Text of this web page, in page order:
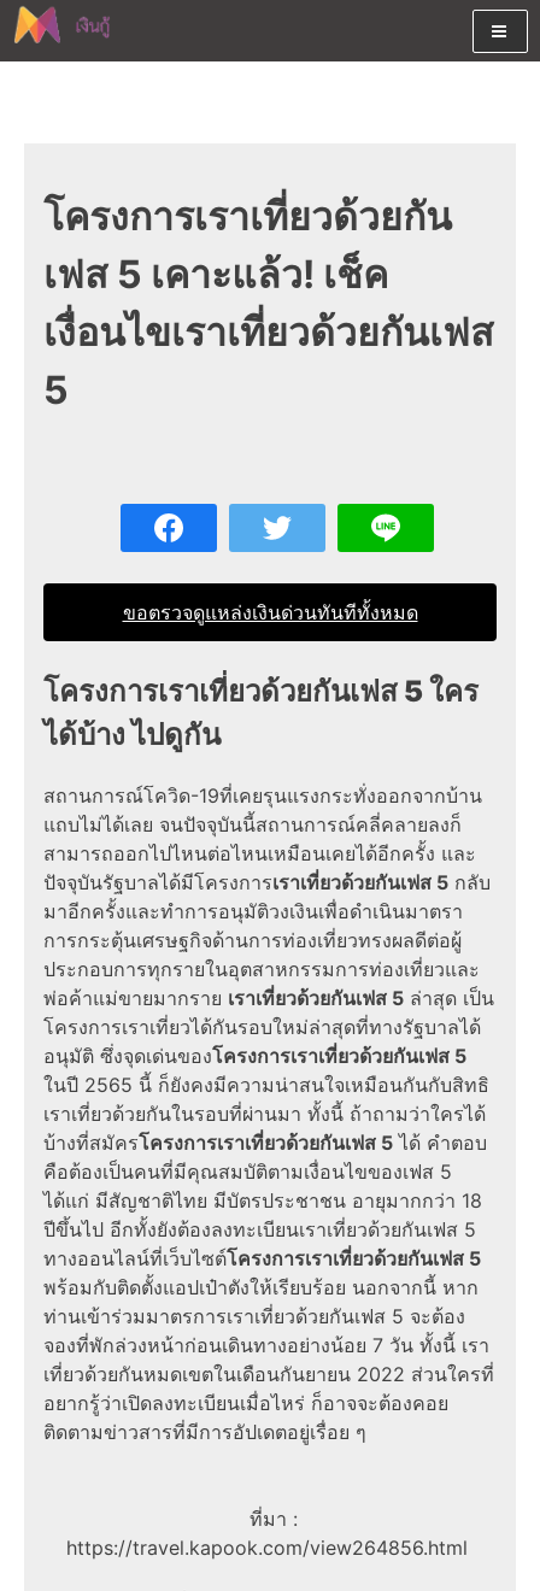
Skip
to
เงินสด และมีรีไฟแนนซ์ด้วย
โครงการเราเที่ยวด้วยกัน
เฟส 5 เคาะแล้ว! เช็ค
เงื่อนไขเราเที่ยวด้วยกันเฟส
5
ขอตรวจดูแหล่งเงินด่วนทันทีทั้งหมด
โครงการเราเที่ยวด้วยกันเฟส 5 ใคร
ได้บ้าง ไปดูกัน
สถานการณ์โควิด-19ที่เคยรุนแรงกระทั่งออกจากบ้าน
แถบไม่ได้เลย จนปัจจุบันนี้สถานการณ์คลี่คลายลงก็
สามารถออกไปไหนต่อไหนเหมือนเคยได้อีกครั้ง และ
ปัจจุบันรัฐบาลได้มีโครงการเราเที่ยวด้วยกันเฟส 5 กลับ
มาอีกครั้งและทำการอนุมัติวงเงินเพื่อดำเนินมาตรา
การกระตุ้นเศรษฐกิจด้านการท่องเที่ยวทรงผลดีต่อผู้
ประกอบการทุกรายในอุตสาหกรรมการท่องเที่ยวและ
พ่อค้าแม่ขายมากราย เราเที่ยวด้วยกันเฟส 5 ล่าสุด เป็น
โครงการเราเที่ยวได้กันรอบใหม่ล่าสุดที่ทางรัฐบาลได้
อนุมัติ ซึ่งจุดเด่นของโครงการเราเที่ยวด้วยกันเฟส 5
ในปี 2565 นี้ ก็ยังคงมีความน่าสนใจเหมือนกันกับสิทธิ
เราเที่ยวด้วยกันในรอบที่ผ่านมา ทั้งนี้ ถ้าถามว่าใครได้
บ้างที่สมัครโครงการเราเที่ยวด้วยกันเฟส 5 ได้ คำตอบ
คือต้องเป็นคนที่มีคุณสมบัติตามเงื่อนไขของเฟส 5
ได้แก่ มีสัญชาติไทย มีบัตรประชาชน อายุมากกว่า 18
ปีขึ้นไป อีกทั้งยังต้องลงทะเบียนเราเที่ยวด้วยกันเฟส 5
ทางออนไลน์ที่เว็บไซต์โครงการเราเที่ยวด้วยกันเฟส 5
พร้อมกับติดตั้งแอปเป๋าตังให้เรียบร้อย นอกจากนี้ หาก
ท่านเข้าร่วมมาตรการเราเที่ยวด้วยกันเฟส 5 จะต้อง
จองที่พักล่วงหน้าก่อนเดินทางอย่างน้อย 7 วัน ทั้งนี้ เรา
เที่ยวด้วยกันหมดเขตในเดือนกันยายน 2022 ส่วนใครที่
อยากรู้ว่าเปิดลงทะเบียนเมื่อไหร่ ก็อาจจะต้องคอย
ติดตามข่าวสารที่มีการอัปเดตอยู่เรื่อย ๆ
ที่มา :
https://travel.kapook.com/view264856.html